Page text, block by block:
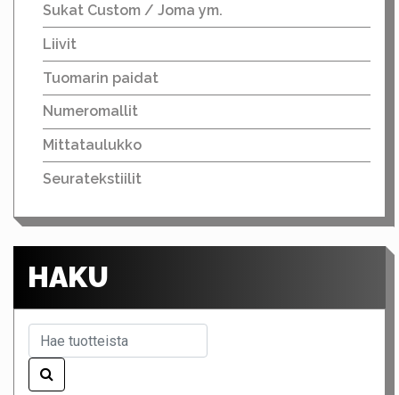
Sukat Custom / Joma ym.
Liivit
Tuomarin paidat
Numeromallit
Mittataulukko
Seuratekstiilit
HAKU